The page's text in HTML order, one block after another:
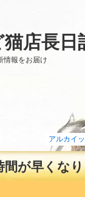
店長日
情報をお届け
アルカイ
間が早くな